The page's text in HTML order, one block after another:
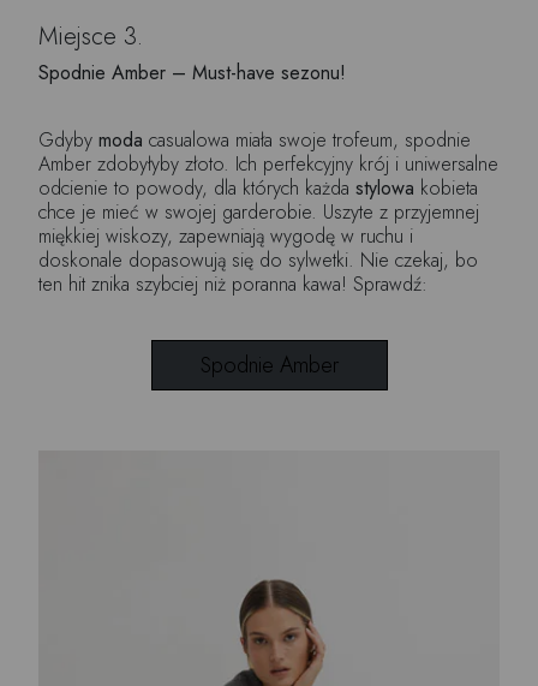
Miejsce 3.
Spodnie Amber – Must-have sezonu!
Gdyby moda casualowa miała swoje trofeum, spodnie
Amber zdobyłyby złoto. Ich perfekcyjny krój i uniwersalne
odcienie to powody, dla których każda stylowa kobieta
chce je mieć w swojej garderobie. Uszyte z przyjemnej
miękkiej wiskozy, zapewniają wygodę w ruchu i
doskonale dopasowują się do sylwetki. Nie czekaj, bo
ten hit znika szybciej niż poranna kawa! Sprawdź:
Spodnie Amber